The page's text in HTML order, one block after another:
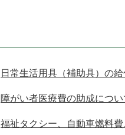
日常生活用具（補助具）の
障がい者医療費の助成につい
福祉タクシー、自動車燃料